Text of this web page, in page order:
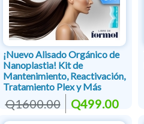
¡Nuevo Alisado Orgánico de
Nanoplastia! Kit de
Mantenimiento, Reactivación,
Tratamiento Plex y Más
Q1600.00 Q499.00